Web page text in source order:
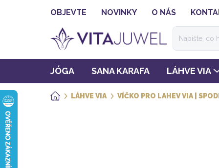
OBJEVTE NOVINKY O NÁS
JÓGA SANA KARAFA LÁHVE VIA
DOMŮLÁHVE VIA VÍČKO PRO LAHEV VIA |